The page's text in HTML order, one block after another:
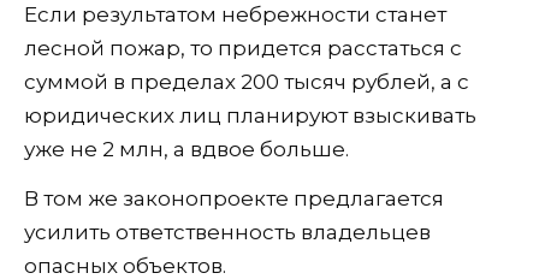
Если результатом небрежности станет
лесной пожар, то придется расстаться с
суммой в пределах 200 тысяч рублей, а с
юридических лиц планируют взыскивать
уже не 2 млн, а вдвое больше.
В том же законопроекте предлагается
усилить ответственность владельцев
опасных объектов.